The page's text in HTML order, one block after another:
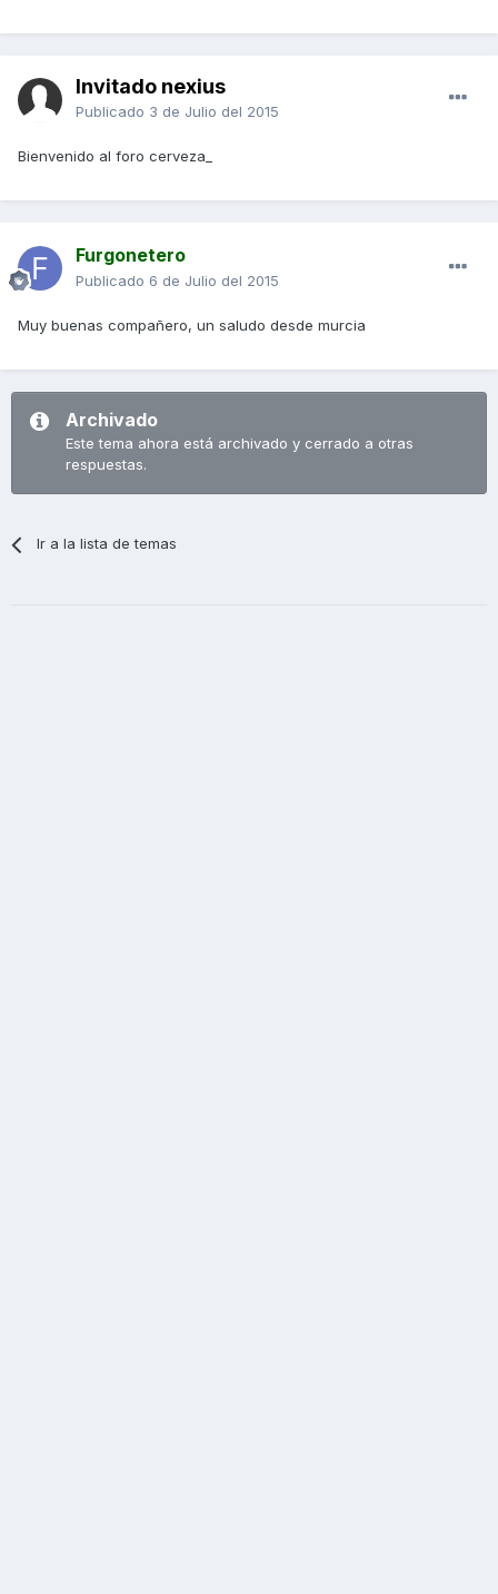
Invitado nexius
Publicado 3 de Julio del 2015
Bienvenido al foro cerveza_
Furgonetero
Publicado 6 de Julio del 2015
Muy buenas compañero, un saludo desde murcia
Archivado
Este tema ahora está archivado y cerrado a otras
respuestas.
Ir a la lista de temas